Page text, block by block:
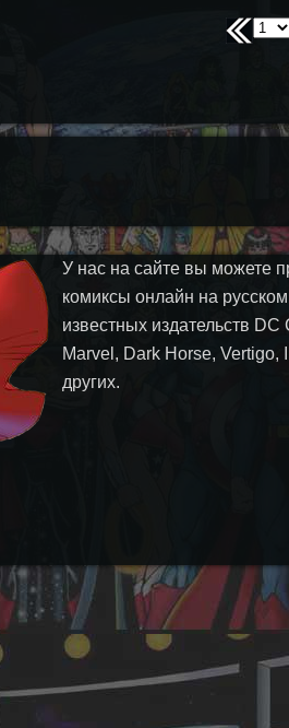
У нас на сайте вы можете
комиксы онлайн на
известных издательств DC
Marvel, Dark Horse, Vertigo,
других.